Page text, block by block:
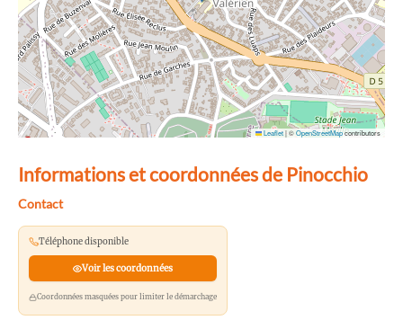
Leaflet|©OpenStreetMapcontributors
Informations et coordonnées de Pinocchio
Contact
Téléphone disponible
Voir les coordonnées
Coordonnées masquées pour limiter le démarchage